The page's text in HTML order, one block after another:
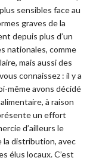
sensibles face au
graves de la
depuis plus d’un
nationales, comme
mais aussi des
connaissez : il y a
même avons décidé
à raison
un effort
d’ailleurs le
la distribution, avec
élus locaux. C’est